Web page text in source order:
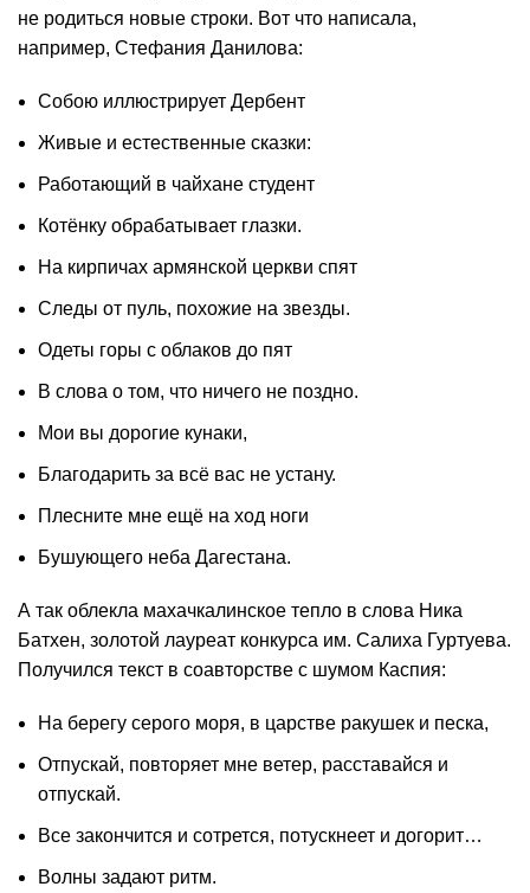
не родиться новые строки. Вот что написала,
например, Стефания Данилова:
Собою иллюстрирует Дербент
Живые и естественные сказки:
Работающий в чайхане студент
Котёнку обрабатывает глазки.
На кирпичах армянской церкви спят
Следы от пуль, похожие на звезды.
Одеты горы с облаков до пят
В слова о том, что ничего не поздно.
Мои вы дорогие кунаки,
Благодарить за всё вас не устану.
Плесните мне ещё на ход ноги
Бушующего неба Дагестана.
А так облекла махачкалинское тепло в слова Ника
Батхен, золотой лауреат конкурса им. Салиха Гуртуева.
Получился текст в соавторстве с шумом Каспия:
На берегу серого моря, в царстве ракушек и песка,
Отпускай, повторяет мне ветер, расставайся и
отпускай.
Все закончится и сотрется, потускнеет и догорит…
Волны задают ритм.